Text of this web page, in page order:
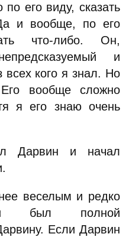
его виду, сказать
и вообще, по его
что-либо. Он,
и
всех кого я знал. Но
вообще сложно
я его знаю очень
Дарвин и начал
веселым и редко
был полной
Если Дарвин